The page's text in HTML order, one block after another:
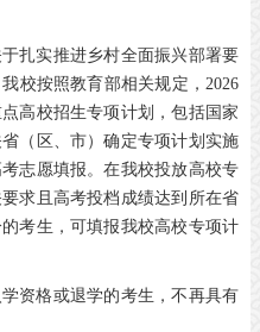
扎实推进乡村全面振兴部署要
校按照教育部相关规定，2026
高校招生专项计划，包括国家
（区、市）确定专项计划实施
志愿填报。在我校投放高校专
求且高考投档成绩达到所在省
考生，可填报我校高校专项计
资格或退学的考生，不再具有